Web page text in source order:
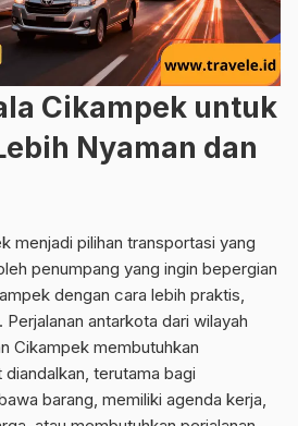
Cikampek untuk
Nyaman dan
menjadi pilihan transportasi yang
penumpang yang ingin bepergian
dengan cara lebih praktis,
antarkota dari wilayah
Cikampek membutuhkan
terutama bagi
barang, memiliki agenda kerja,